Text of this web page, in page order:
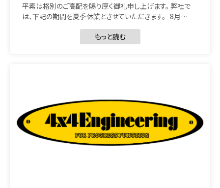
平素は格別のご高配を賜り厚く御礼申し上げます。 弊社で
は、下記の期間を夏季休業とさせていただきます。 8月…
もっと読む